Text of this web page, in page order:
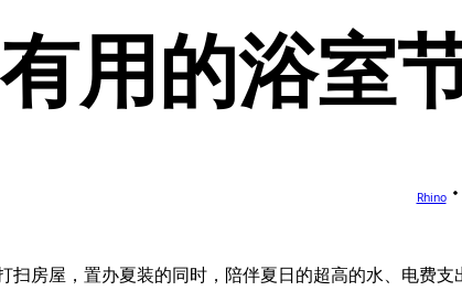
有用的浴室
Rhino
扫房屋，置办夏装的同时，陪伴夏日的超高的水、电费